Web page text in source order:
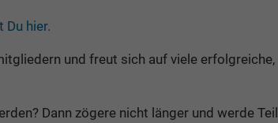
Du hier.
und freut sich auf viele erfolgreiche,
Dann zögere nicht länger und werde Teil